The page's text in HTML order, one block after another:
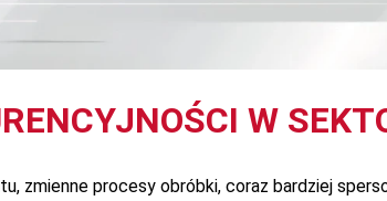
W
procesy obróbki, coraz bardziej